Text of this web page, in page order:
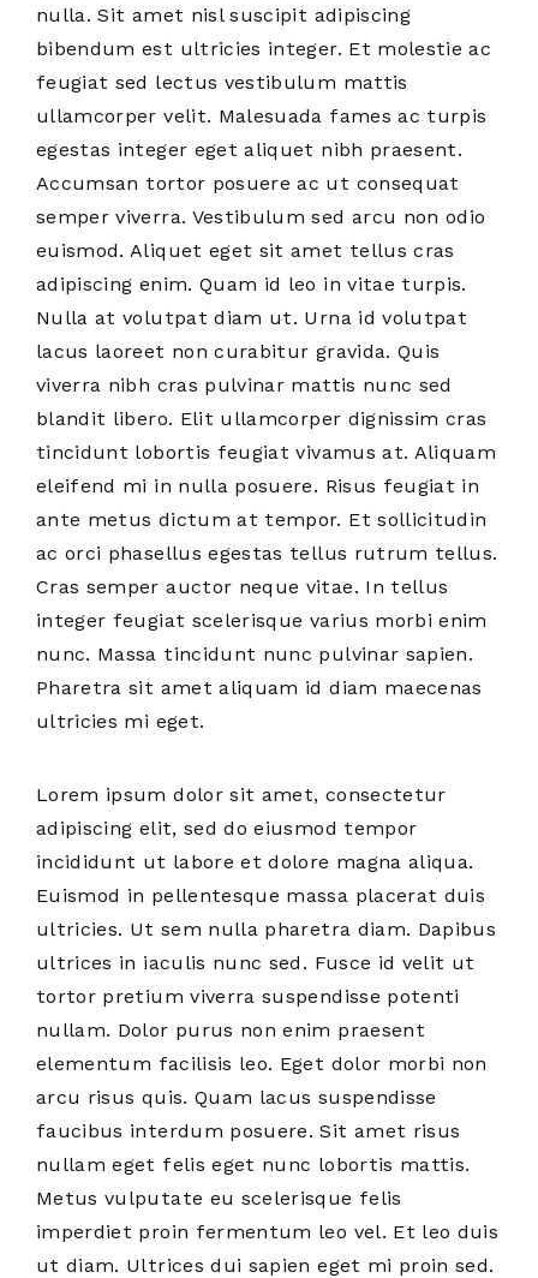
nulla. Sit amet nisl suscipit adipiscing
bibendum est ultricies integer. Et molestie ac
feugiat sed lectus vestibulum mattis
ullamcorper velit. Malesuada fames ac turpis
egestas integer eget aliquet nibh praesent.
Accumsan tortor posuere ac ut consequat
semper viverra. Vestibulum sed arcu non odio
euismod. Aliquet eget sit amet tellus cras
adipiscing enim. Quam id leo in vitae turpis.
Nulla at volutpat diam ut. Urna id volutpat
lacus laoreet non curabitur gravida. Quis
viverra nibh cras pulvinar mattis nunc sed
blandit libero. Elit ullamcorper dignissim cras
tincidunt lobortis feugiat vivamus at. Aliquam
eleifend mi in nulla posuere. Risus feugiat in
ante metus dictum at tempor. Et sollicitudin
ac orci phasellus egestas tellus rutrum tellus.
Cras semper auctor neque vitae. In tellus
integer feugiat scelerisque varius morbi enim
nunc. Massa tincidunt nunc pulvinar sapien.
Pharetra sit amet aliquam id diam maecenas
ultricies mi eget.
Lorem ipsum dolor sit amet, consectetur
adipiscing elit, sed do eiusmod tempor
incididunt ut labore et dolore magna aliqua.
Euismod in pellentesque massa placerat duis
ultricies. Ut sem nulla pharetra diam. Dapibus
ultrices in iaculis nunc sed. Fusce id velit ut
tortor pretium viverra suspendisse potenti
nullam. Dolor purus non enim praesent
elementum facilisis leo. Eget dolor morbi non
arcu risus quis. Quam lacus suspendisse
faucibus interdum posuere. Sit amet risus
nullam eget felis eget nunc lobortis mattis.
Metus vulputate eu scelerisque felis
imperdiet proin fermentum leo vel. Et leo duis
ut diam. Ultrices dui sapien eget mi proin sed.